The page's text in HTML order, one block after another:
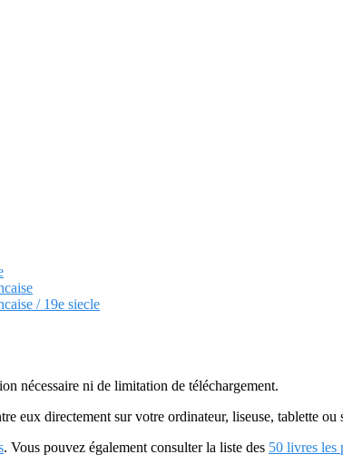
/ 19e siecle
nécessaire ni de limitation de téléchargement.
eux directement sur votre ordinateur, liseuse, tablette ou
. Vous pouvez également consulter la liste des 50 livres les